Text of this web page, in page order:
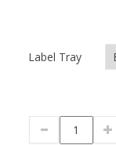
Label Tray